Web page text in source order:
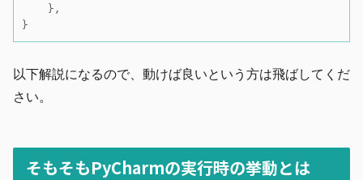
},
}
以下解説になるので、動けば良いという方は飛ばしてくだ
さい。
そもそもPyCharmの実行時の挙動とは